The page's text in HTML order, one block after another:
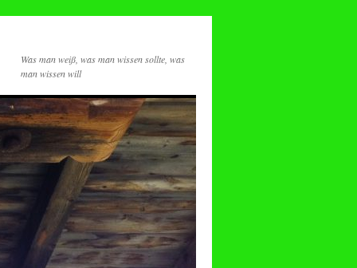
Was man weiß, was man wissen sollte, was
man wissen will